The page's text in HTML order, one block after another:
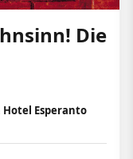
Die
Esperanto